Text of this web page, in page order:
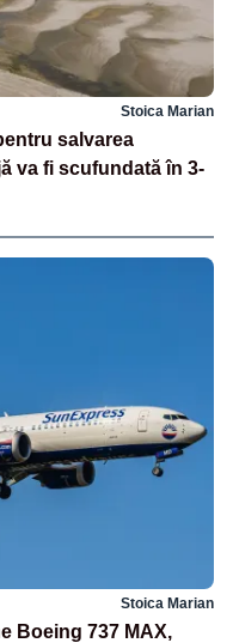
Stoica Marian
salvarea
va fi scufundată în 3-
Stoica Marian
Boeing 737 MAX,